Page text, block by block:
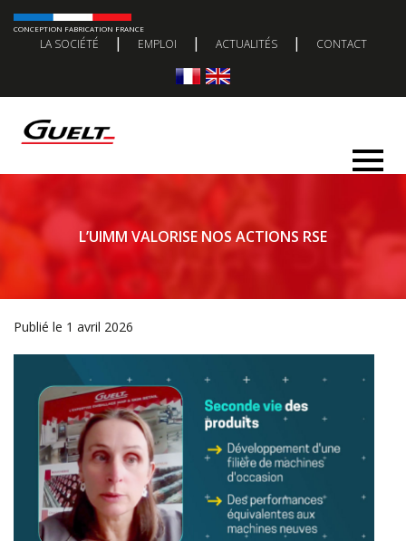
CONCEPTION FABRICATION FRANCE
LA SOCIÉTÉ | EMPLOI | ACTUALITÉS | CONTACT
L’UIMM VALORISE NOS ACTIONS RSE
Publié le 1 avril 2026